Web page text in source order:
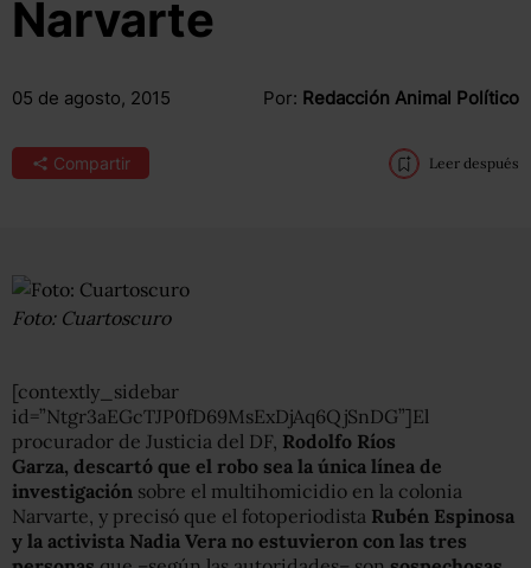
Narvarte
05 de agosto, 2015 Por: Redacción Animal Político
Compartir Leer después
Foto: Cuartoscuro
[contextly_sidebar
id=”Ntgr3aEGcTJP0fD69MsExDjAq6QjSnDG”]El
procurador de Justicia del DF, Rodolfo Ríos
Garza, descartó que el robo sea la única línea de
investigación sobre el multihomicidio en la colonia
Narvarte, y precisó que el fotoperiodista Rubén Espinosa
y la activista Nadia Vera no estuvieron con las tres